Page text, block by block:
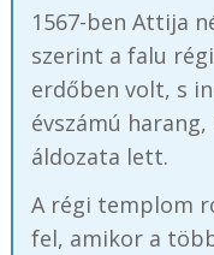
1567-ben Attija
szerint a falu
erdőben volt, s
évszámú harang,
áldozata lett.
A régi templom
fel, amikor a